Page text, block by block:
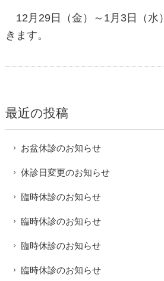
12月29日（金）～1月3日（水
きます。
最近の投稿
お盆休診のお知らせ
休診日変更のお知らせ
臨時休診のお知らせ
臨時休診のお知らせ
臨時休診のお知らせ
臨時休診のお知らせ